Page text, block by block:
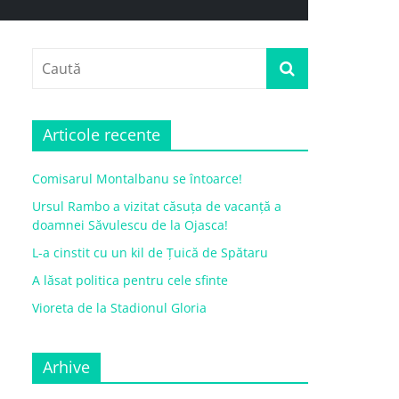
Articole recente
Comisarul Montalbanu se întoarce!
Ursul Rambo a vizitat căsuța de vacanță a
doamnei Săvulescu de la Ojasca!
L-a cinstit cu un kil de Țuică de Spătaru
A lăsat politica pentru cele sfinte
Vioreta de la Stadionul Gloria
Arhive